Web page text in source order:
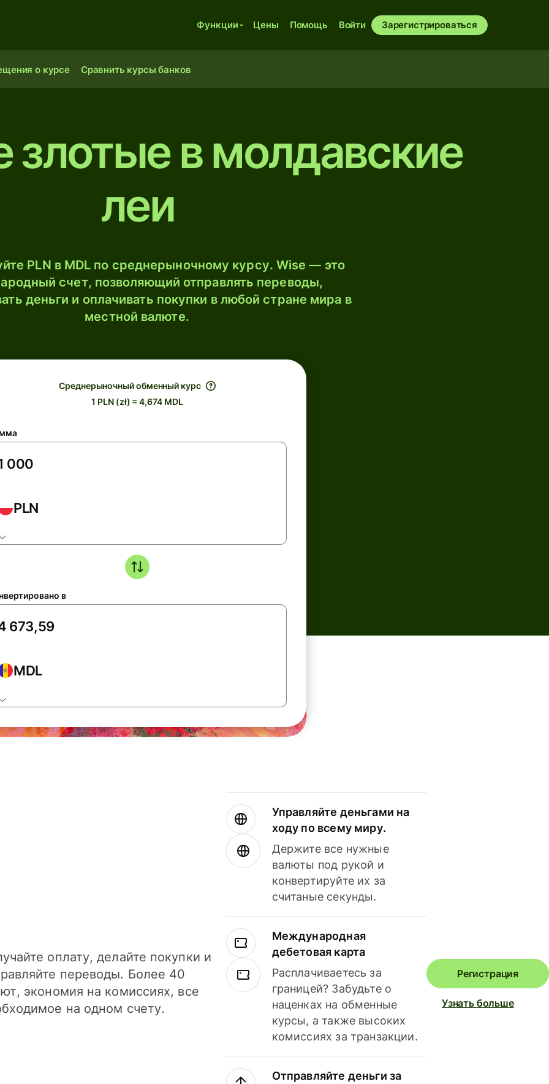
Функции Цены Помощь Войти Зарегистрироваться
о курсе Сравнить курсы банков
злотые в молдавские
леи
PLN в MDL по среднерыночному курсу. Wise — это
счет, позволяющий отправлять переводы,
деньги и оплачивать покупки в любой стране мира в
местной валюте.
Среднерыночный обменный курс
1 PLN (zł) = 4,674 MDL
PLN
в
MDL
оплату, делайте покупки и
переводы. Более 40
экономия на комиссиях, все
на одном счету.
Управляйте деньгами на
ходу по всему миру.
Держите все нужные
валюты под рукой и
конвертируйте их за
считаные секунды.
Международная
дебетовая карта
Расплачиваетесь за
границей? Забудьте о
наценках на обменные
курсы, а также высоких
комиссиях за транзакции.
Отправляйте деньги за
Регистрация
Узнать больше